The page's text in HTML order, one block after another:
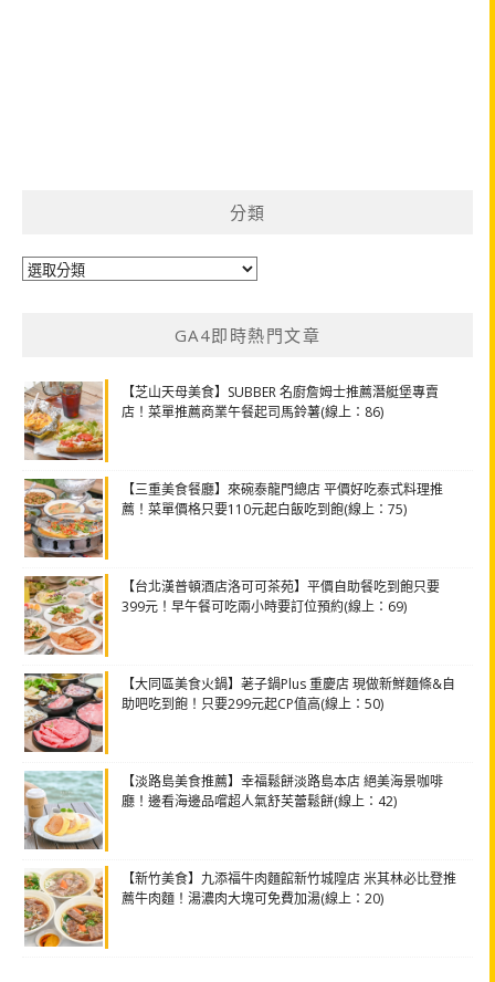
分類
分
GA4即時熱門文章
【芝山天母美食】SUBBER 名廚詹姆士推薦潛艇堡專賣
店！菜單推薦商業午餐起司馬鈴薯(線上：86)
【三重美食餐廳】來碗泰龍門總店 平價好吃泰式料理推
薦！菜單價格只要110元起白飯吃到飽(線上：75)
【台北漢普頓酒店洛可可茶苑】平價自助餐吃到飽只要
399元！早午餐可吃兩小時要訂位預約(線上：69)
【大同區美食火鍋】荖子鍋Plus 重慶店 現做新鮮麵條&自
助吧吃到飽！只要299元起CP值高(線上：50)
【淡路島美食推薦】幸福鬆餅淡路島本店 絕美海景咖啡
廳！邊看海邊品嚐超人氣舒芙蕾鬆餅(線上：42)
【新竹美食】九添福牛肉麵館新竹城隍店 米其林必比登推
薦牛肉麵！湯濃肉大塊可免費加湯(線上：20)